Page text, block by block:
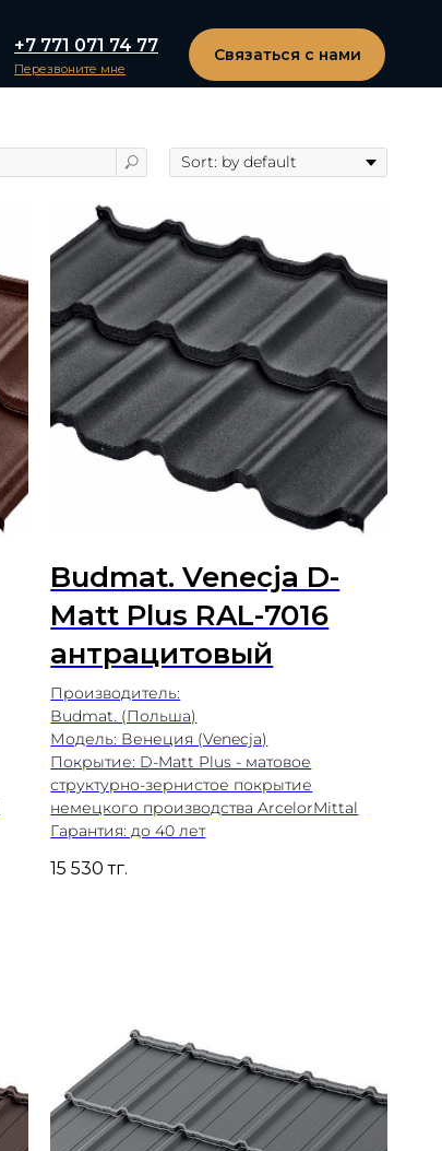
+7 771 071 74 77
Перезвоните мне
Связаться с нами
Budmat. Venecja D-
Matt Plus RAL-7016
антрацитовый
Производитель:
Budmat. (Польша)
Модель: Венеция (Venecja)
Покрытие: D-Matt Plus - матовое
структурно-зернистое покрытие
немецкого производства ArcelorMittal
Гарантия: до 40 лет
15 530 тг.